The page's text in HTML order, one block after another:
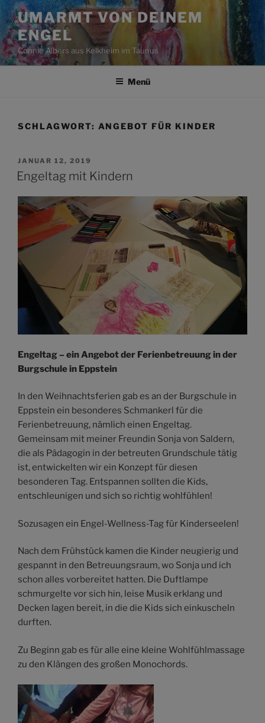
Zum
Inhalt
springen
UMARMT VON DEINEM
ENGEL
Connie Albers aus Kelkheim im Taunus
Menü
SCHLAGWORT: ANGEBOT FÜR KINDER
VERÖFFENTLICHT
AM
JANUAR 12, 2019
Engeltag mit Kindern
Engeltag – ein Angebot der Ferienbetreuung in der
Burgschule in Eppstein
In den Weihnachtsferien gab es an der Burgschule in
Eppstein ein besonderes Schmankerl für die
Ferienbetreuung, nämlich einen Engeltag.
Gemeinsam mit meiner Freundin Sonja von Saldern,
die als Pädagogin in der betreuten Grundschule tätig
ist, entwickelten wir ein Konzept für diesen
besonderen Tag. Entspannen sollten die Kids,
entschleunigen und sich so richtig wohlfühlen!
Sozusagen ein Engel-Wellness-Tag für Kinderseelen!
Nach dem Frühstück kamen die Kinder neugierig und
gespannt in den Betreuungsraum, wo Sonja und ich
schon alles vorbereitet hatten. Die Duftlampe
schmurgelte vor sich hin, leise Musik erklang und
Decken lagen bereit, in die die Kids sich einkuscheln
durften.
Zu Beginn gab es für alle eine kleine Wohlfühlmassage
zu den Klängen des großen Monochords.